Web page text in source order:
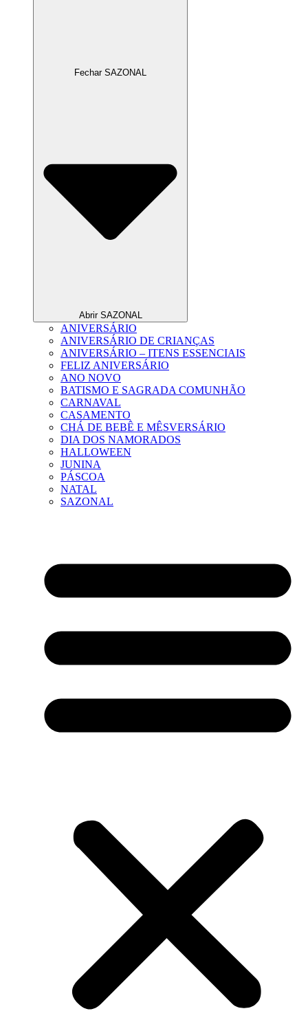
Fechar SAZONAL
Abrir SAZONAL
ANIVERSÁRIO
ANIVERSÁRIO DE CRIANÇAS
ANIVERSÁRIO – ITENS ESSENCIAIS
FELIZ ANIVERSÁRIO
ANO NOVO
BATISMO E SAGRADA COMUNHÃO
CARNAVAL
CASAMENTO
CHÁ DE BEBÊ E MÊSVERSÁRIO
DIA DOS NAMORADOS
HALLOWEEN
JUNINA
PÁSCOA
NATAL
SAZONAL